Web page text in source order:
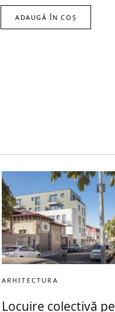
ADAUGĂ ÎN COȘ
ARHITECTURA
Locuire colectivă pe